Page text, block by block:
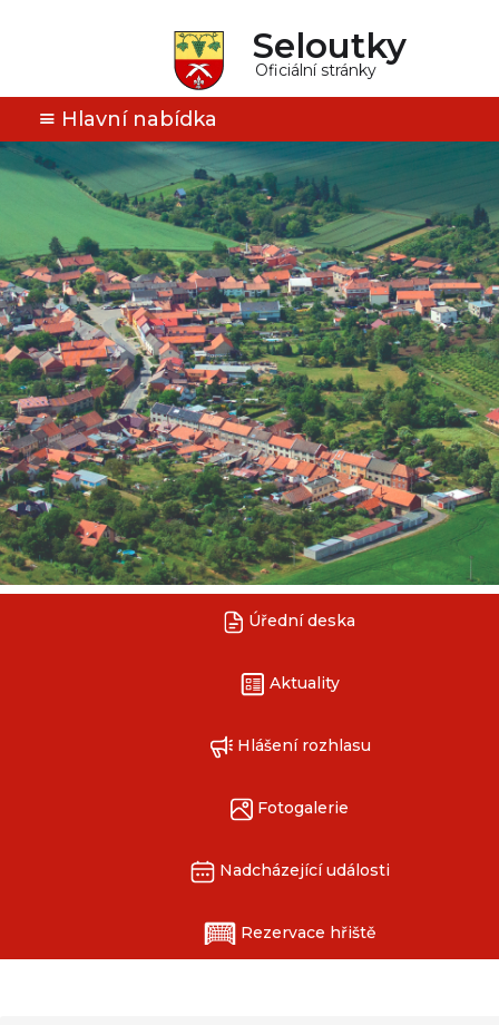
Seloutky
Oficiální stránky
Hlavní nabídka
Úřední deska
Aktuality
Hlášení rozhlasu
Fotogalerie
Nadcházející události
Rezervace hřiště